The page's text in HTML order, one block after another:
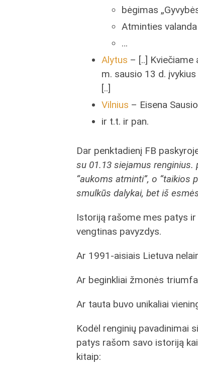
bėgimas
Atminties valanda
…
Alytus – [..]
m. sausio 13 d.
[..]
Vilnius – Eisena
ir t.t. ir pan.
Dar penktadienį FB
su 01.13 siejamus renginius.
“aukoms atminti”, o “taikios
smulkūs dalykai, bet iš
Istoriją rašome mes patys
vengtinas pavyzdys.
Ar 1991-aisiais Lietuva
Ar beginkliai žmonės
Ar tauta buvo unikaliai
Kodėl renginių pavadinimai
patys rašom savo istoriją
kitaip: